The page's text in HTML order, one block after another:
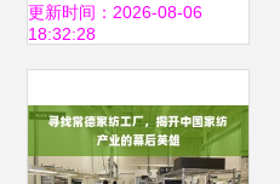
南吉沙成塔信息技
方案
更新时间：2026-08-06
18:32:28